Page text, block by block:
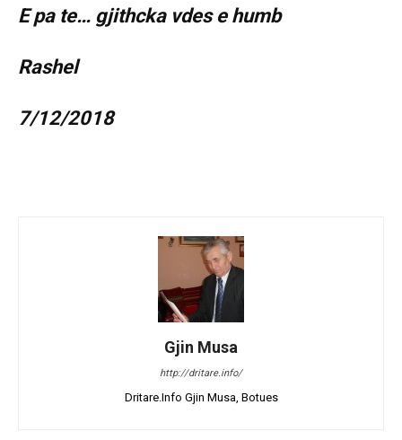
E pa te… gjithcka vdes e humb
Rashel
7/12/2018
Gjin Musa
http://dritare.info/
Dritare.Info Gjin Musa, Botues